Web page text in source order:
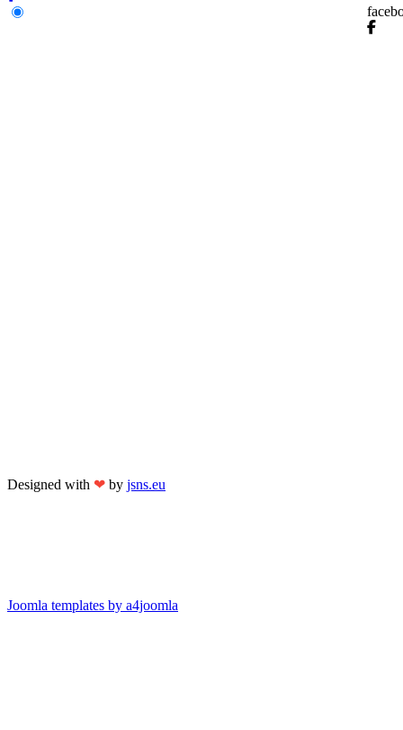
Designed with ❤ by jsns.eu
Joomla templates by a4joomla